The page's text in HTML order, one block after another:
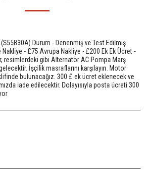
Durum - Denenmiş ve Test Edilmiş
Nakliye - £75 Avrupa Nakliye - £200 Ek Ek Ücret -
resimlerdeki gibi Alternatör AC Pompa Marş
İşçilik masraflarını karşılayın. Motor
bulunacağız. 300 £ ek ücret eklenecek ve
iade edilecektir. Dolayısıyla posta ücreti 300